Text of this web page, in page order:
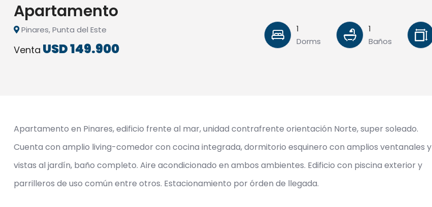
Apartamento
Pinares, Punta del Este
Venta USD 149.900
1
Dorms
1
Baños
Apartamento en Pinares, edificio frente al mar, unidad contrafrente orientación Norte, super soleado.
Cuenta con amplio living-comedor con cocina integrada, dormitorio esquinero con amplios ventanales y
vistas al jardín, baño completo. Aire acondicionado en ambos ambientes. Edificio con piscina exterior y
parrilleros de uso común entre otros. Estacionamiento por órden de llegada.